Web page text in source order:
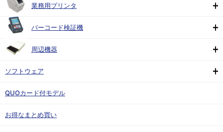
業務用プリンタ
バーコード検証機
周辺機器
ソフトウェア
QUOカード付モデル
お得なまとめ買い